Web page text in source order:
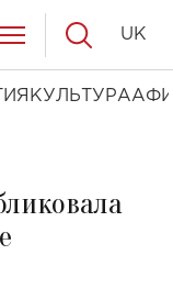
КУЛЬТУРА
UK